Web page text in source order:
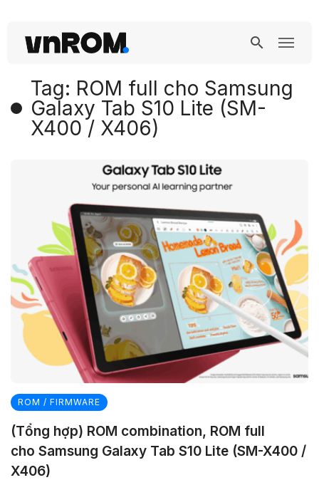
Tag: ROM full cho Samsung
Galaxy Tab S10 Lite (SM-
X400 / X406)
ROM / FIRMWARE
(Tổng hợp) ROM combination, ROM full
cho Samsung Galaxy Tab S10 Lite (SM-X400 /
X406)